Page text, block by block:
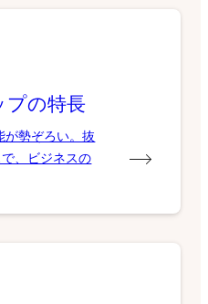
プの特長
が勢ぞろい。抜
、ビジネスの